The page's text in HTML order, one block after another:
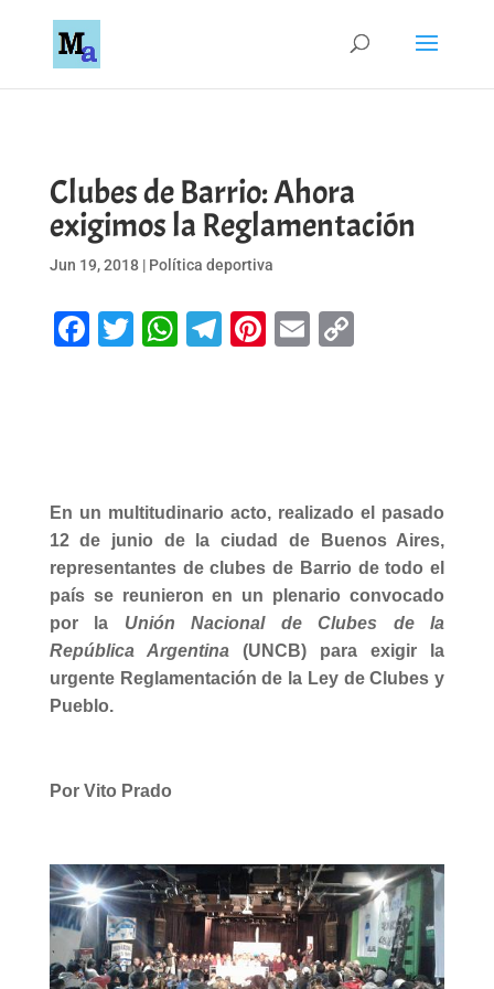
Clubes de Barrio: Ahora
exigimos la Reglamentación
Jun 19, 2018| Política deportiva
Facebook
Twitter
WhatsApp
Telegram
Pinterest
EmailCopy
En un multitudinario acto, realizado el pasado
12 de junio de la ciudad de Buenos Aires,
representantes de clubes de Barrio de todo el
país se reunieron en un plenario convocado
por
la Unión Nacional de Clubes de la
República Argentina (UNCB) para exigir la
urgente Reglamentación de la Ley de Clubes y
Pueblo.
Por Vito Prado